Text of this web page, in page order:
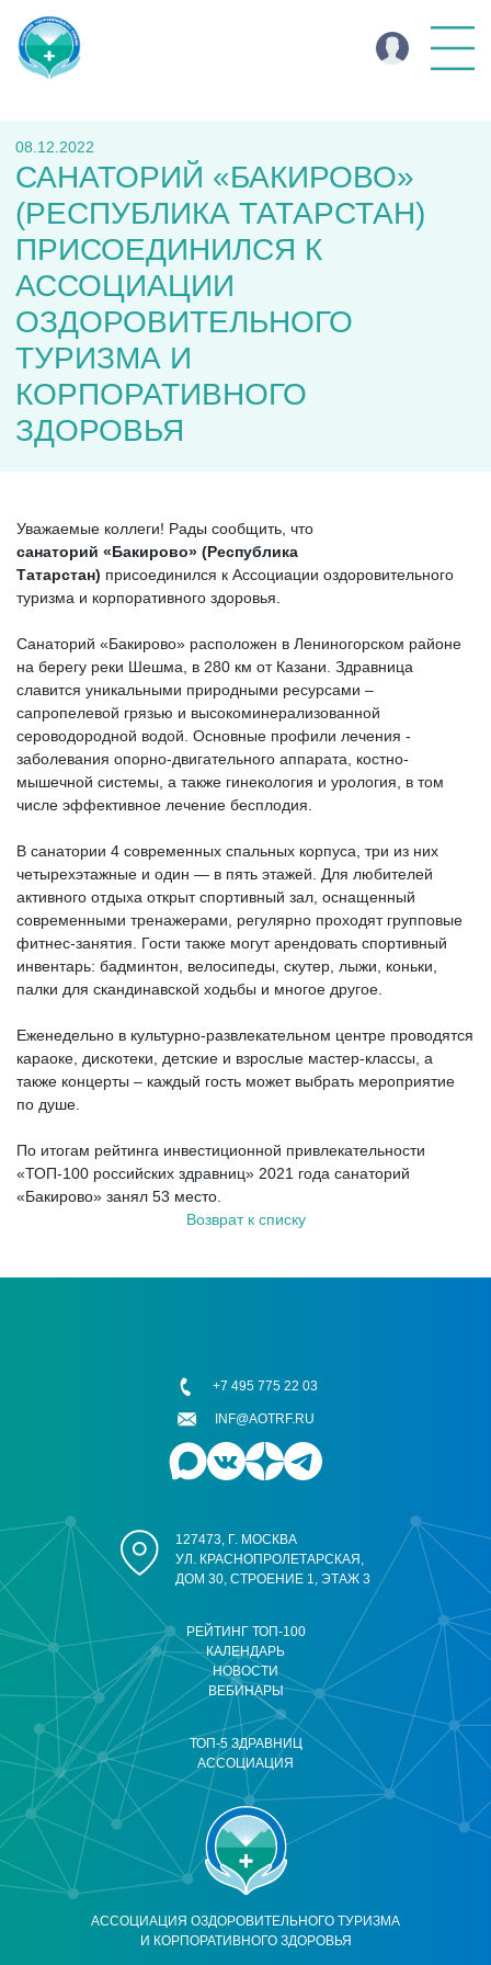
08.12.2022
САНАТОРИЙ «БАКИРОВО»
(РЕСПУБЛИКА ТАТАРСТАН)
ПРИСОЕДИНИЛСЯ К
АССОЦИАЦИИ
ОЗДОРОВИТЕЛЬНОГО
ТУРИЗМА И
КОРПОРАТИВНОГО
ЗДОРОВЬЯ
Уважаемые коллеги! Рады сообщить, что
санаторий «Бакирово» (Республика
Татарстан) присоединился к Ассоциации оздоровительного
туризма и корпоративного здоровья.
Санаторий «Бакирово» расположен в Лениногорском районе
на берегу реки Шешма, в 280 км от Казани. Здравница
славится уникальными природными ресурсами –
сапропелевой грязью и высокоминерализованной
сероводородной водой. Основные профили лечения -
заболевания опорно-двигательного аппарата, костно-
мышечной системы, а также гинекология и урология, в том
числе эффективное лечение бесплодия.
В санатории 4 современных спальных корпуса, три из них
четырехэтажные и один — в пять этажей. Для любителей
активного отдыха открыт спортивный зал, оснащенный
современными тренажерами, регулярно проходят групповые
фитнес-занятия. Гости также могут арендовать спортивный
инвентарь: бадминтон, велосипеды, скутер, лыжи, коньки,
палки для скандинавской ходьбы и многое другое.
Еженедельно в культурно-развлекательном центре проводятся
караоке, дискотеки, детские и взрослые мастер-классы, а
также концерты – каждый гость может выбрать мероприятие
по душе.
По итогам рейтинга инвестиционной привлекательности
«ТОП-100 российских здравниц» 2021 года санаторий
«Бакирово» занял 53 место.
Возврат к списку
АССОЦИАЦИЯ ОЗДОРОВИТЕЛЬНОГО ТУРИЗМА
И КОРПОРАТИВНОГО ЗДОРОВЬЯ
РЕЙТИНГ ТОП-100
КАЛЕНДАРЬ
НОВОСТИ
ВЕБИНАРЫ
ТОП-5 ЗДРАВНИЦ
АССОЦИАЦИЯ
127473, Г. МОСКВА
УЛ. КРАСНОПРОЛЕТАРСКАЯ,
ДОМ 30, СТРОЕНИЕ 1, ЭТАЖ 3
+7 495 775 22 03
INF@AOTRF.RU